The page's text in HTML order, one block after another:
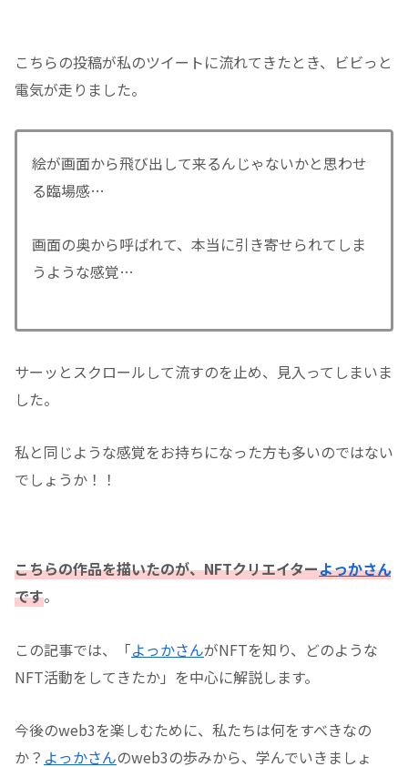
こちらの投稿が私のツイートに流れてきたとき、ビビっと
電気が走りました。
絵が画面から飛び出して来るんじゃないかと思わせ
る臨場感…
画面の奥から呼ばれて、本当に引き寄せられてしま
うような感覚…
サーッとスクロールして流すのを止め、見入ってしまいま
した。
私と同じような感覚をお持ちになった方も多いのではない
でしょうか！！
こちらの作品を描いたのが、NFTクリエイターよっかさん
です。
この記事では、「よっかさんがNFTを知り、どのような
NFT活動をしてきたか」を中心に解説します。
今後のweb3を楽しむために、私たちは何をすべきなの
か？ よっかさんのweb3の歩みから、学んでいきましょ